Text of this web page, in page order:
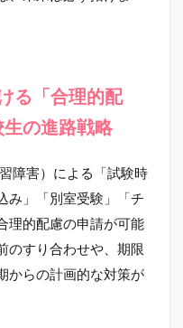
る「合理的配
の進路戦略
障害）による「試験時
み」「別室受験」「チ
理的配慮の申請が可能
のすり合わせや、期限
からの計画的な対策が